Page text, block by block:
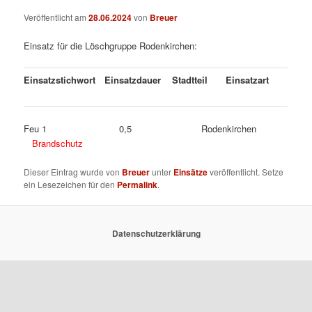
Veröffentlicht am28.06.2024von Breuer
Einsatz für die Löschgruppe Rodenkirchen:
Einsatzstichwort Einsatzdauer Stadtteil Einsatzart
Feu 1 0,5 Rodenkirchen
Brandschutz
Dieser Eintrag wurde von Breuerunter Einsätzeveröffentlicht. Setze
ein Lesezeichen für den Permalink.
Datenschutzerklärung